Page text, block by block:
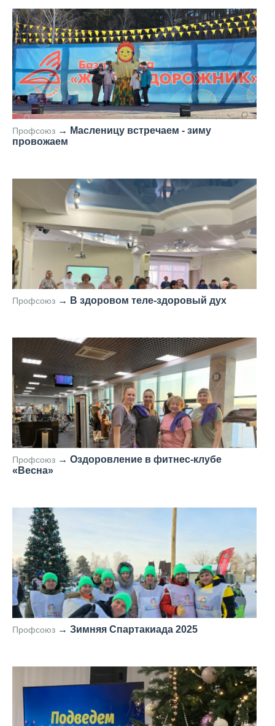
Профсоюз → Масленицу встречаем - зиму
провожаем
Профсоюз → В здоровом теле-здоровый дух
Профсоюз → Оздоровление в фитнес-клубе
«Весна»
Профсоюз → Зимняя Спартакиада 2025